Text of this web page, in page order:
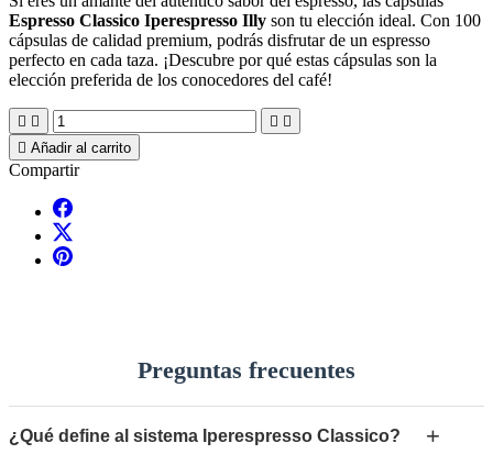
Espresso Classico Iperespresso Illy son tu elección ideal. Con 100
cápsulas de calidad premium, podrás disfrutar de un espresso
perfecto en cada taza. ¡Descubre por qué estas cápsulas son la
elección preferida de los conocedores del café!
   
 Añadir al carrito
Compartir
Preguntas frecuentes
¿Qué define al sistema Iperespresso Classico? +